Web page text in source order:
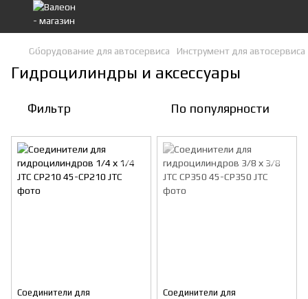
Оборудование для автосервиса Инструмент для автосервиса
Гидроцилиндры и аксессуары
Фильтр По популярности
Соединители для
Соединители для